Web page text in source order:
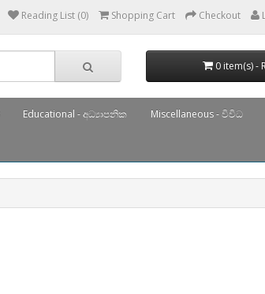
Reading List (0) Shopping Cart Checkout
0 item(s) -
Educational - අධ්‍යාපනික Miscellaneous - විවිධ